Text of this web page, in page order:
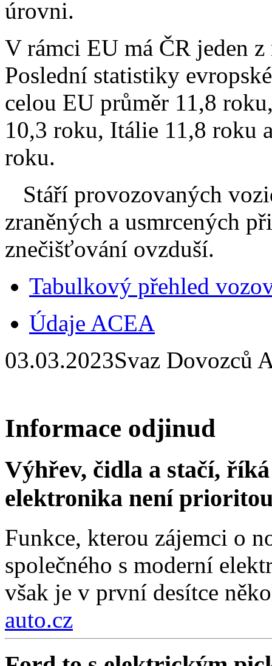
úrovni.
V rámci EU má ČR jeden
Poslední statistiky
celou EU průměr 11,8
10,3 roku, Itálie 11,8 roku
roku.
Stáří provozovaných
zraněných a usmrcených
znečišťování ovzduší.
Tabulkový přehled
Údaje ACEA
03.03.2023Svaz Dovozců
Informace odjinud
Výhřev, čidla a stačí,
elektronika není
Funkce, kterou zájemci o
společného s moderní
však je v první desítce
auto.cz